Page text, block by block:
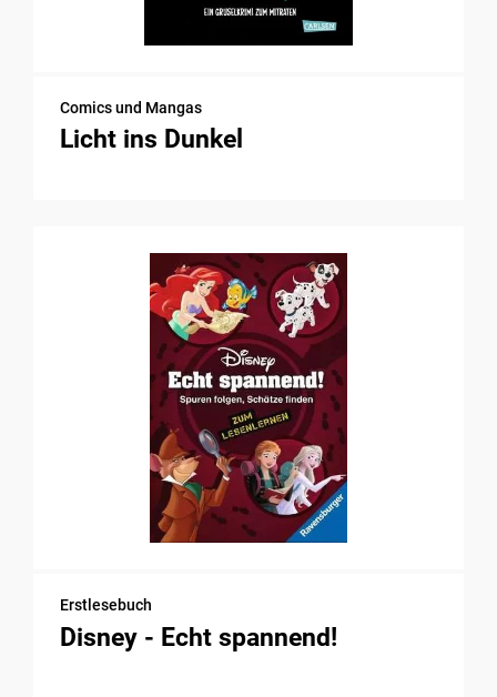
Comics und Mangas
Licht ins Dunkel
Erstlesebuch
Disney - Echt spannend!